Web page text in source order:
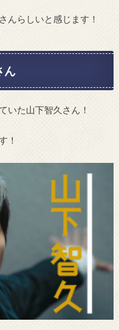
んらしいと感じます！
ん
いた山下智久さん！
！